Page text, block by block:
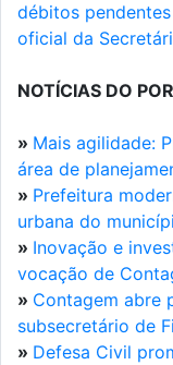
débitos
oficial da
NOTÍCIAS DO
» Mais agilidade:
área de
» Prefeitura
urbana do
» Inovação e
vocação de
» Contagem abre
subsecretário de
» Defesa Civil